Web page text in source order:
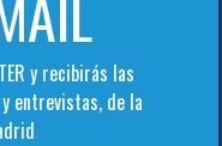
y recibirás las
entrevistas, de la